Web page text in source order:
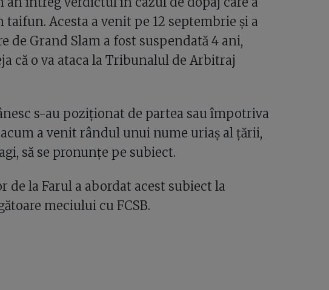
Acesta a venit pe 12 septembrie și a
de Grand Slam a fost suspendată 4 ani,
că o va ataca la Tribunalul de Arbitraj
s-au poziționat de partea sau împotriva
a venit rândul unui nume uriaș al țării,
să se pronunțe pe subiect.
la Farul a abordat acest subiect la
meciului cu FCSB.